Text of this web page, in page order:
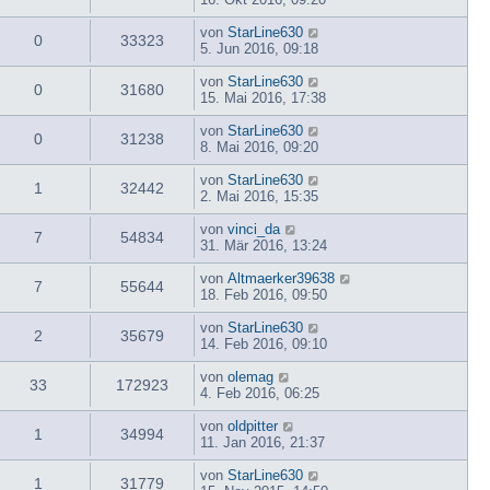
0 33323 von StarLine630
5. Jun 2016, 09:18
0 31680 von StarLine630
15. Mai 2016, 17:38
0 31238 von StarLine630
8. Mai 2016, 09:20
1 32442 von StarLine630
2. Mai 2016, 15:35
7 54834 von vinci_da
31. Mär 2016, 13:24
7 55644 von Altmaerker39638
18. Feb 2016, 09:50
2 35679 von StarLine630
14. Feb 2016, 09:10
33 172923 von olemag
4. Feb 2016, 06:25
1 34994 von oldpitter
11. Jan 2016, 21:37
1 31779 von StarLine630